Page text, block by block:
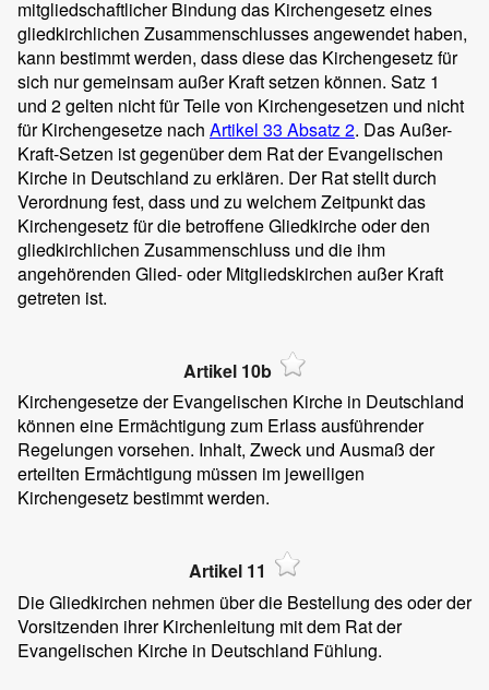
mitgliedschaftlicher Bindung das Kirchengesetz eines
gliedkirchlichen Zusammenschlusses angewendet haben,
kann bestimmt werden, dass diese das Kirchengesetz für
sich nur gemeinsam außer Kraft setzen können. Satz 1
und 2 gelten nicht für Teile von Kirchengesetzen und nicht
für Kirchengesetze nach Artikel 33 Absatz 2. Das Außer-
Kraft-Setzen ist gegenüber dem Rat der Evangelischen
Kirche in Deutschland zu erklären. Der Rat stellt durch
Verordnung fest, dass und zu welchem Zeitpunkt das
Kirchengesetz für die betroffene Gliedkirche oder den
gliedkirchlichen Zusammenschluss und die ihm
angehörenden Glied- oder Mitgliedskirchen außer Kraft
getreten ist.
Artikel 10b
Kirchengesetze der Evangelischen Kirche in Deutschland
können eine Ermächtigung zum Erlass ausführender
Regelungen vorsehen. Inhalt, Zweck und Ausmaß der
erteilten Ermächtigung müssen im jeweiligen
Kirchengesetz bestimmt werden.
Artikel 11
Die Gliedkirchen nehmen über die Bestellung des oder der
Vorsitzenden ihrer Kirchenleitung mit dem Rat der
Evangelischen Kirche in Deutschland Fühlung.